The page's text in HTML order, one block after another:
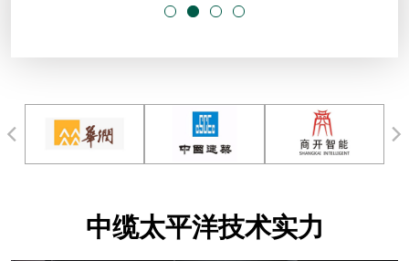
中缆太平洋技术实力